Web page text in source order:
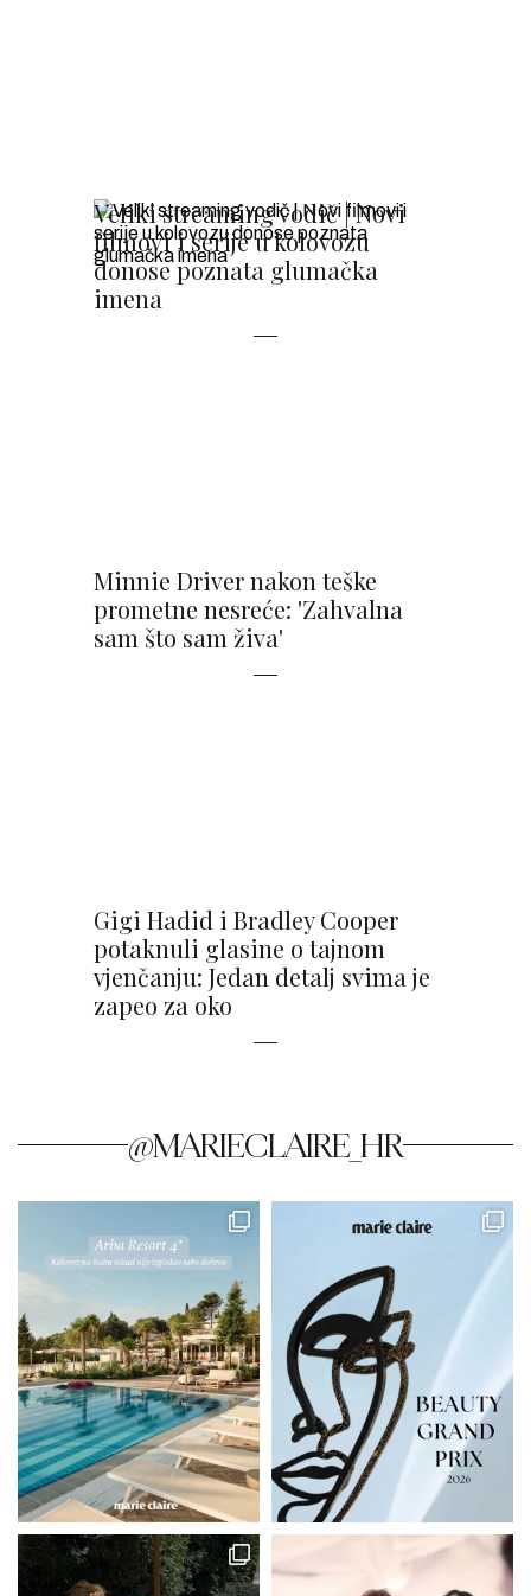
Veliki streaming vodič | Novi
filmovi i serije u kolovozu
donose poznata glumačka
imena
Minnie Driver nakon teške
prometne nesreće: 'Zahvalna
sam što sam živa'
Gigi Hadid i Bradley Cooper
potaknuli glasine o tajnom
vjenčanju: Jedan detalj svima je
zapeo za oko
@MARIECLAIRE_HR